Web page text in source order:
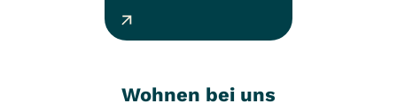
Wohnen bei uns